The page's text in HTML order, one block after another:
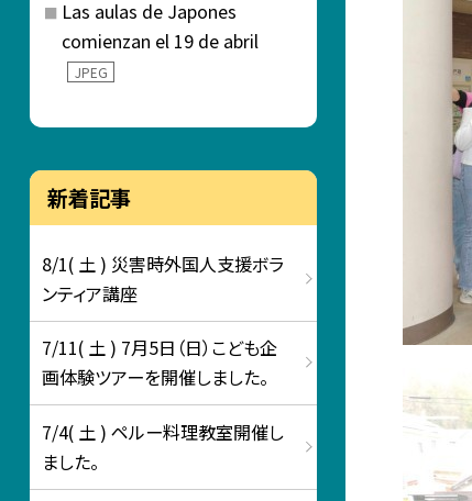
Las aulas de Japones
comienzan el 19 de abril
JPEG
新着記事
8/1( 土 ) 災害時外国人支援ボラ
ンティア講座
7/11( 土 ) 7月5日（日）こども企
画体験ツアーを開催しました。
7/4( 土 ) ペルー料理教室開催し
ました。